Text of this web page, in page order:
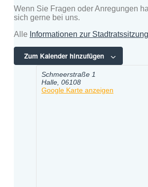
Wenn Sie Fragen oder Anregungen
sich gerne bei uns.
Alle Informationen zur
Zum Kalender hinzufügen
Schmeerstraße 1
Halle, 06108
Google Karte anzeigen